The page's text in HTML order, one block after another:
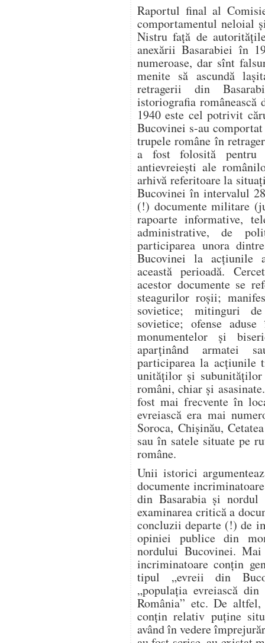
Raportul final al
comportamentul neloial
Nistru față de
anexării Basarabiei în
numeroase, dar sînt
menite să ascundă
retragerii din
istoriografia
1940 este cel potrivit
Bucovinei s-au
trupele române în
a fost folosită pentru
antievreiești ale
arhivă referitoare la
Bucovinei în intervalul
(!) documente militare
rapoarte informative,
administrative, de
participarea unora
Bucovinei la acțiunile
această perioadă.
acestor documente se
steagurilor roșii;
sovietice; mitinguri
sovietice; ofense
monumentelor și
aparținând armatei
participarea la acțiunile
unităților și
români, chiar și
fost mai frecvente în
evreiască era mai
Soroca, Chișinău,
sau în satele situate pe
române.
Unii istorici
documente
din Basarabia și nordul
examinarea critică a
concluzii departe (!) de
opiniei publice din
nordului Bucovinei.
incriminatoare conțin
tipul „evreii din
„populația evreiască
România” etc. De
conțin relativ puține
având în vedere